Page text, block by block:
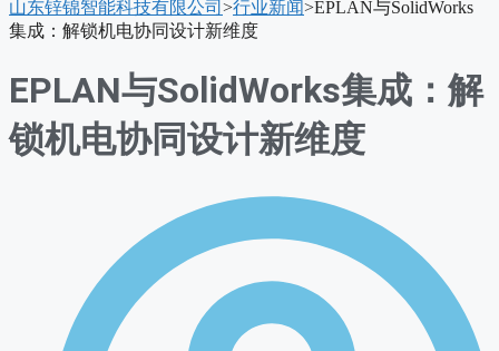
单
山东锌锦智能科技有限公司 >行业新闻>EPLAN与SolidWorks
集成：解锁机电协同设计新维度
EPLAN与SolidWorks集成：解
锁机电协同设计新维度